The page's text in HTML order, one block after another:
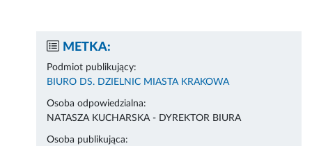
METKA:
Podmiot publikujący:
BIURO DS. DZIELNIC MIASTA KRAKOWA
Osoba odpowiedzialna:
NATASZA KUCHARSKA - DYREKTOR BIURA
Osoba publikująca: